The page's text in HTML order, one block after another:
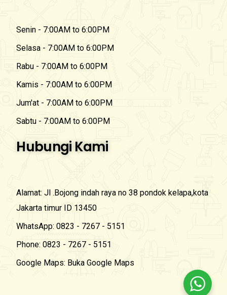
Senin - 7:00AM to 6:00PM
Selasa - 7:00AM to 6:00PM
Rabu - 7:00AM to 6:00PM
Kamis - 7:00AM to 6:00PM
Jum'at - 7:00AM to 6:00PM
Sabtu - 7:00AM to 6:00PM
Hubungi Kami
Alamat: Jl .Bojong indah raya no 38 pondok kelapa,kota
Jakarta timur ID 13450
WhatsApp: 0823 - 7267 - 5151
Phone: 0823 - 7267 - 5151
Google Maps: Buka Google Maps